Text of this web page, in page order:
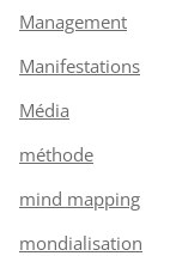
Management
Manifestations
Média
méthode
mind mapping
mondialisation